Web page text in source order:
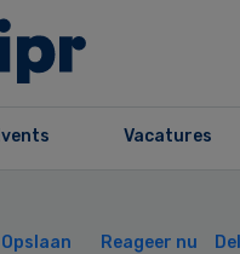
Vacatures
Opslaan Reageer nu